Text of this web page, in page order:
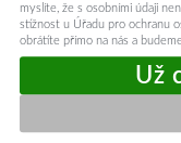
myslíte, že s osobními údaji
stížnost u Úřadu pro ochranu
obrátíte přímo na nás a